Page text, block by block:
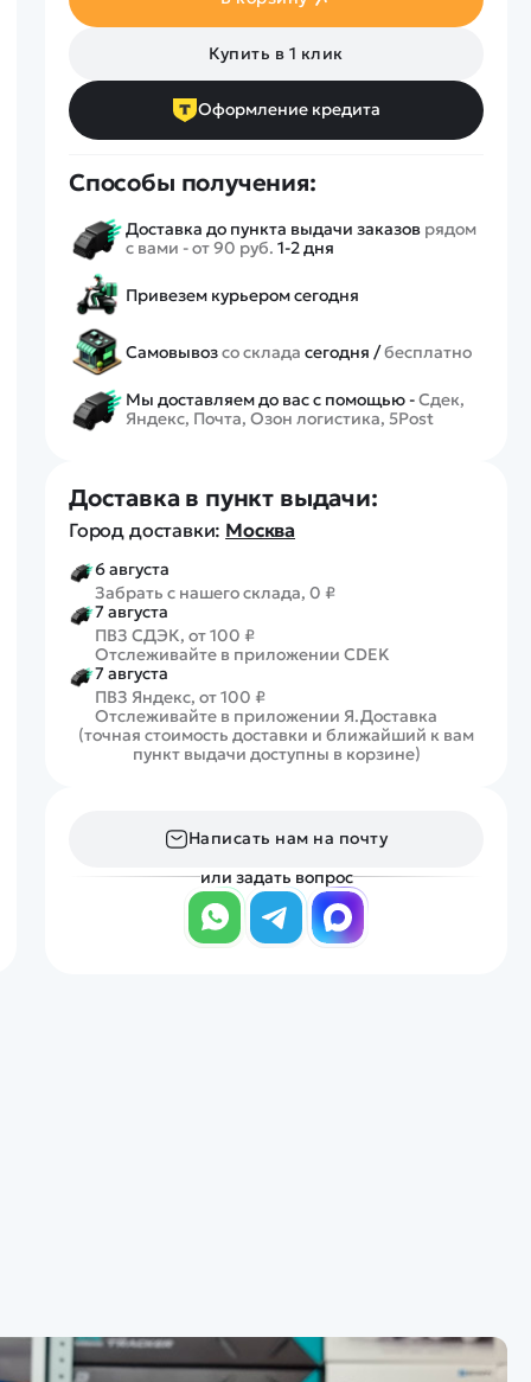
Купить в 1 клик
Оформление кредита
Способы получения:
Доставка до пункта выдачи заказов рядом
с вами - от 90 руб. 1-2 дня
Привезем курьером сегодня
Самовывозсо склада сегодня /бесплатно
Мы доставляем до вас с помощью -Сдек,
Яндекс, Почта, Озон логистика, 5Post
Доставка в пункт выдачи:
Город доставки: Москва
6 августа
Забрать с нашего склада, 0 ₽
7 августа
ПВЗ СДЭК, от 100 ₽
Отслеживайте в приложении CDEK
7 августа
ПВЗ Яндекс, от 100 ₽
Отслеживайте в приложении Я.Доставка
(точная стоимость доставки и ближайший к вам
пункт выдачи доступны в корзине)
Написать нам на почту
или задать вопрос
Спецтехника
Железные дороги
Конструкторы
Запчасти для моделей